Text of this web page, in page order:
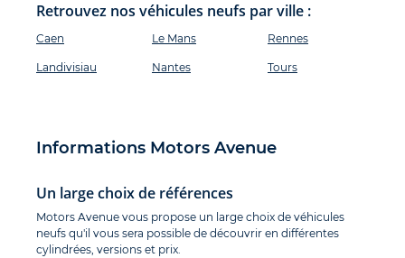
Retrouvez nos véhicules neufs par ville :
Caen
Landivisiau
Le Mans
Nantes
Rennes
Tours
Informations Motors Avenue
Un large choix de références
Motors Avenue vous propose un large choix de véhicules
neufs qu'il vous sera possible de découvrir en différentes
cylindrées, versions et prix.